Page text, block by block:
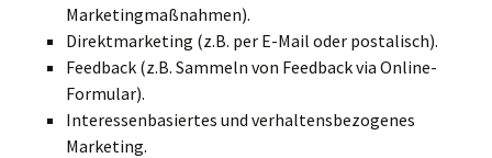
Marketingmaßnahmen).
Direktmarketing (z.B. per E-Mail oder postalisch).
Feedback (z.B. Sammeln von Feedback via Online-
Formular).
Interessenbasiertes und verhaltensbezogenes
Marketing.